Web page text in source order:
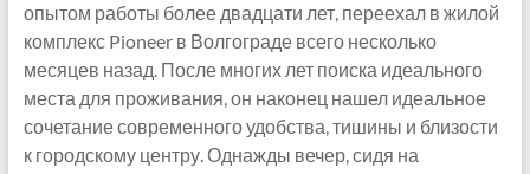
опытом работы более двадцати лет, переехал в жилой
комплекс Pioneer в Волгограде всего несколько
месяцев назад. После многих лет поиска идеального
места для проживания, он наконец нашел идеальное
сочетание современного удобства, тишины и близости
к городскому центру. Однажды вечер, сидя на